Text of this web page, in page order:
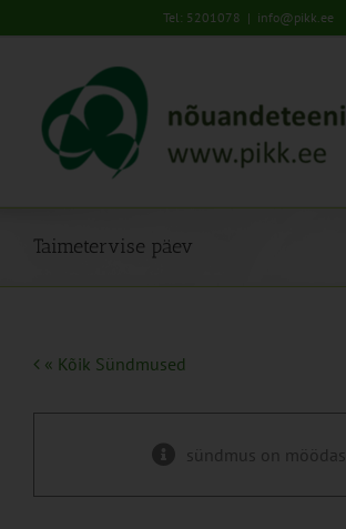
to
Tel: 5201078 | info@pikk.ee
Taimetervise päev
« Kõik Sündmused
sündmus on möödas